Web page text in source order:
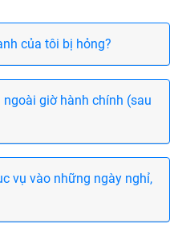
của tôi bị hỏng?
giờ hành chính (sau
vụ vào những ngày nghỉ,